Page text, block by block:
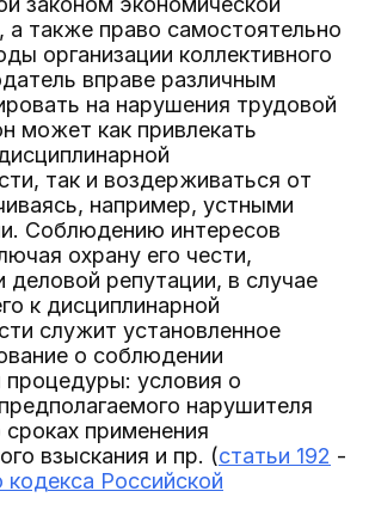
а также право самостоятельно
организации коллективного
вправе различным
на нарушения трудовой
может как привлекать
так и воздерживаться от
например, устными
Соблюдению интересов
охрану его чести,
деловой репутации, в случае
к дисциплинарной
служит установленное
о соблюдении
процедуры: условия о
нарушителя
применения
взыскания и пр. (статьи 192 -
кодекса Российской